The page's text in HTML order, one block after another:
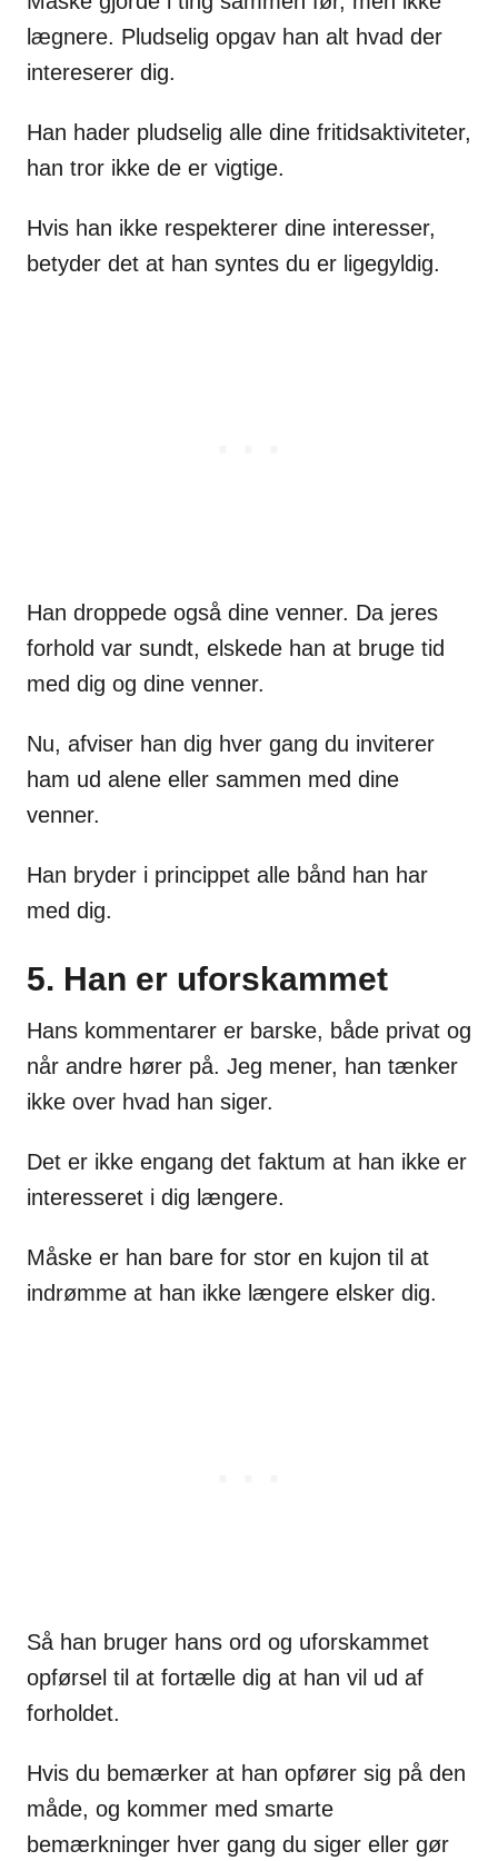
lægnere. Pludselig opgav han alt hvad der
intereserer dig.
Han hader pludselig alle dine fritidsaktiviteter,
han tror ikke de er vigtige.
Hvis han ikke respekterer dine interesser,
betyder det at han syntes du er ligegyldig.
Han droppede også dine venner. Da jeres
forhold var sundt, elskede han at bruge tid
med dig og dine venner.
Nu, afviser han dig hver gang du inviterer
ham ud alene eller sammen med dine
venner.
Han bryder i princippet alle bånd han har
med dig.
5. Han er uforskammet
Hans kommentarer er barske, både privat og
når andre hører på. Jeg mener, han tænker
ikke over hvad han siger.
Det er ikke engang det faktum at han ikke er
interesseret i dig længere.
Måske er han bare for stor en kujon til at
indrømme at han ikke længere elsker dig.
Så han bruger hans ord og uforskammet
opførsel til at fortælle dig at han vil ud af
forholdet.
Hvis du bemærker at han opfører sig på den
måde, og kommer med smarte
bemærkninger hver gang du siger eller gør